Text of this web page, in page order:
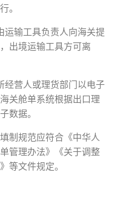
。
运输工具负责人向海关提
出境运输工具方可离
经营人或理货部门以电子
关舱单系统根据出口理
数据。
制规范应符合《中华人
管理办法》《关于调整
等文件规定。